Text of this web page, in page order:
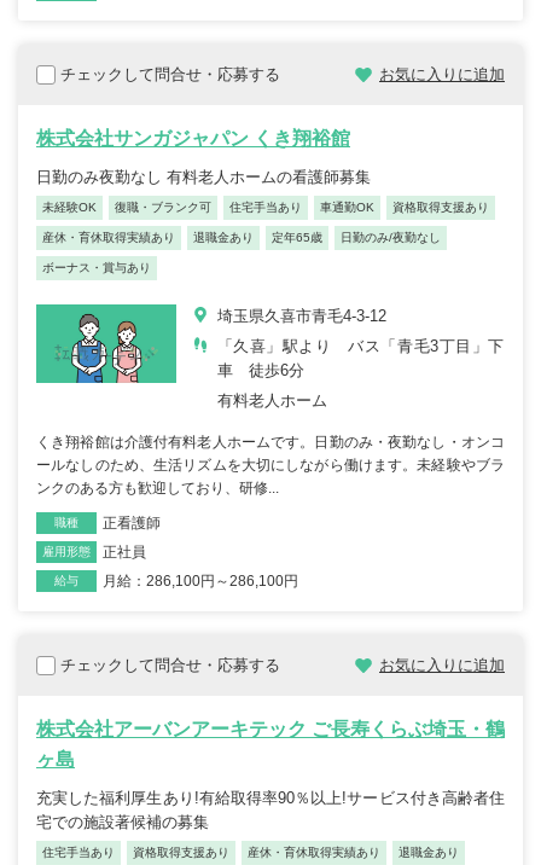
チェックして問合せ・応募する お気に入りに追加
株式会社サンガジャパン くき翔裕館
日勤のみ夜勤なし 有料老人ホームの看護師募集
未経験OK 復職・ブランク可 住宅手当あり 車通勤OK 資格取得支援あり
産休・育休取得実績あり 退職金あり 定年65歳 日勤のみ/夜勤なし
ボーナス・賞与あり
埼玉県久喜市青毛4-3-12
「久喜」駅より バス「青毛3丁目」下
車 徒歩6分
有料老人ホーム
くき翔裕館は介護付有料老人ホームです。日勤のみ・夜勤なし・オンコ
ールなしのため、生活リズムを大切にしながら働けます。未経験やブラ
ンクのある方も歓迎しており、研修...
職種 正看護師
雇用形態 正社員
給与 月給：286,100円～286,100円
チェックして問合せ・応募する お気に入りに追加
株式会社アーバンアーキテック ご長寿くらぶ埼玉・鶴
ヶ島
充実した福利厚生あり!有給取得率90％以上!サービス付き高齢者住
宅での施設著候補の募集
住宅手当あり 資格取得支援あり 産休・育休取得実績あり 退職金あり